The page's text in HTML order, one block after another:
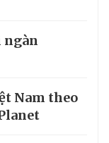
ngàn
Nam theo